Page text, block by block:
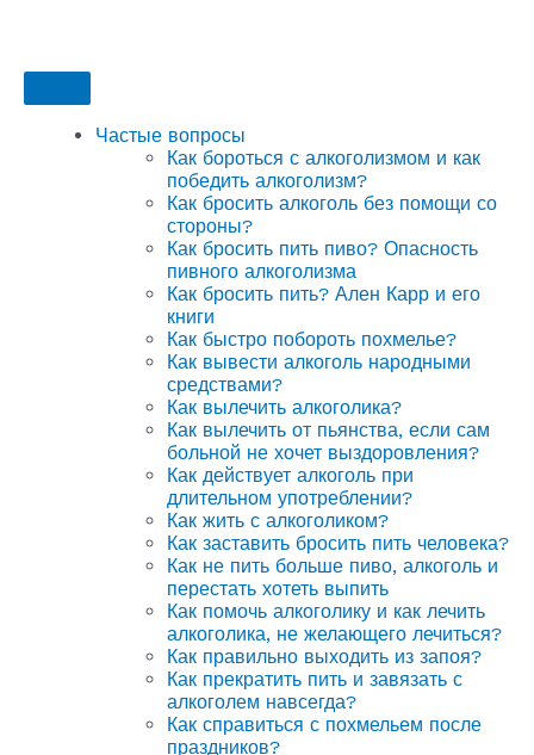
Частые вопросы
Как бороться с алкоголизмом и как
победить алкоголизм?
Как бросить алкоголь без помощи со
стороны?
Как бросить пить пиво? Опасность
пивного алкоголизма
Как бросить пить? Ален Карр и его
книги
Как быстро побороть похмелье?
Как вывести алкоголь народными
средствами?
Как вылечить алкоголика?
Как вылечить от пьянства, если сам
больной не хочет выздоровления?
Как действует алкоголь при
длительном употреблении?
Как жить с алкоголиком?
Как заставить бросить пить человека?
Как не пить больше пиво, алкоголь и
перестать хотеть выпить
Как помочь алкоголику и как лечить
алкоголика, не желающего лечиться?
Как правильно выходить из запоя?
Как прекратить пить и завязать с
алкоголем навсегда?
Как справиться с похмельем после
праздников?